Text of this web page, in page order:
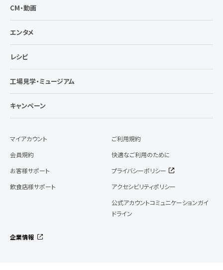
CM・動画
エンタメ
レシピ
工場見学・ミュージアム
キャンペーン
マイアカウント
会員規約
お客様サポート
飲食店様サポート
ご利用規約
快適なご利用のために
プライバシーポリシー
アクセシビリティポリシー
公式アカウントコミュニケーションガイ
ドライン
企業情報